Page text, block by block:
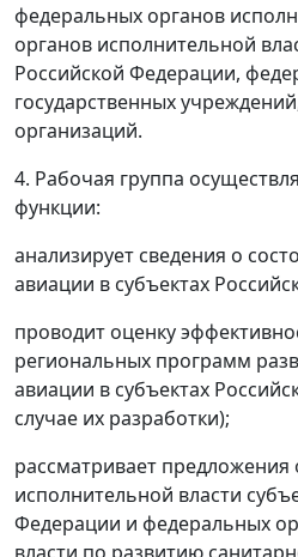
федеральных органов
органов исполнительной
Российской Федерации,
государственных
организаций.
4. Рабочая группа
функции:
анализирует сведения о
авиации в субъектах
проводит оценку
региональных программ
авиации в субъектах
случае их разработки);
рассматривает предложения
исполнительной власти
Федерации и федеральных